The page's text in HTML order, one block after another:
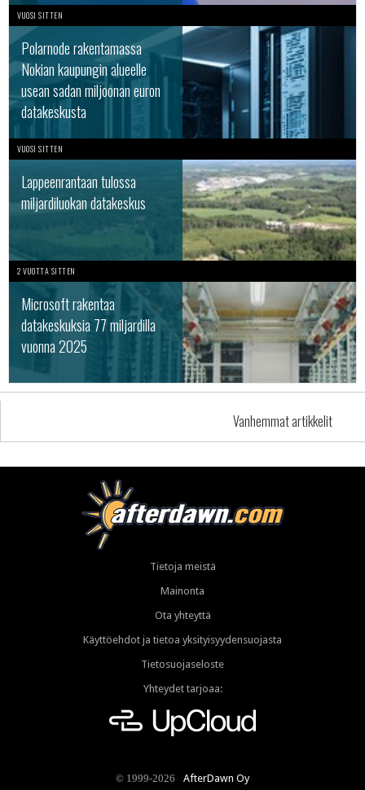
VUOSI SITTEN
Polarnode rakentamassa
Nokian kaupungin alueelle
usean sadan miljoonan euron
datakeskusta
VUOSI SITTEN
Lappeenrantaan tulossa
miljardiluokan datakeskus
2 VUOTTA SITTEN
Microsoft rakentaa
datakeskuksia 77 miljardilla
vuonna 2025
Vanhemmat artikkelit
Tietoja meistä
Mainonta
Ota yhteyttä
Käyttöehdot ja tietoa yksityisyydensuojasta
Tietosuojaseloste
Yhteydet tarjoaa:
© 1999-2026 AfterDawn Oy